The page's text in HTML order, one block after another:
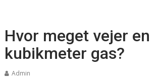
Hvor meget vejer en
kubikmeter gas?
Admin